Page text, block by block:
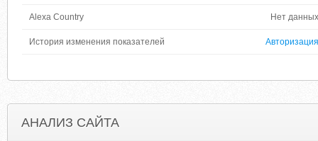
Alexa Country Нет данных
История изменения показателей Авторизация
АНАЛИЗ САЙТА